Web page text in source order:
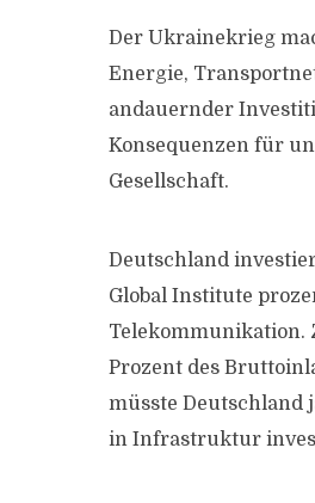
Der Ukrainekrieg
Energie,
andauernder
Konsequenzen für
Gesellschaft.
Deutschland
Global Institute
Telekommunikation.
Prozent des
müsste Deutschland
in Infrastruktur